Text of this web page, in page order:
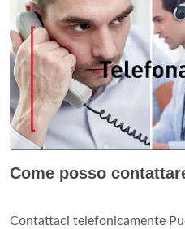
Come posso
Contattaci telefonicamente